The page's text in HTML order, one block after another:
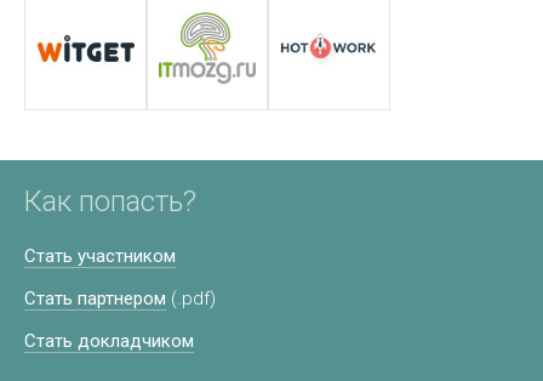
Как попасть?
Стать участником
Стать партнером (.pdf)
Стать докладчиком